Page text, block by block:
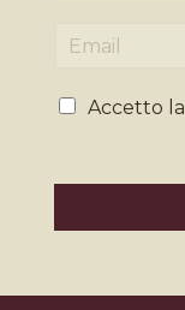
m
iP
Accetto la